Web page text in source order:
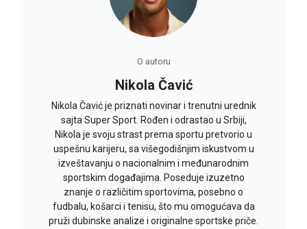
O autoru
Nikola Čavić
Nikola Čavić je priznati novinar i trenutni urednik
sajta Super Sport. Rođen i odrastao u Srbiji,
Nikola je svoju strast prema sportu pretvorio u
uspešnu karijeru, sa višegodišnjim iskustvom u
izveštavanju o nacionalnim i međunarodnim
sportskim događajima. Poseduje izuzetno
znanje o različitim sportovima, posebno o
fudbalu, košarci i tenisu, što mu omogućava da
pruži dubinske analize i originalne sportske priče.